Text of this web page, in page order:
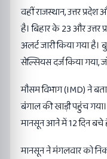
वहीं राजस्थान, उत्तर
है। बिहार के 23 और
अलर्ट जारी किया गया है।
सेल्सियस दर्ज किया गया,
मौसम विभाग (IMD) ने
बंगाल की खाड़ी पहुंच
मानसून आने में 12 दिन बचे
मानसून ने मंगलवार को